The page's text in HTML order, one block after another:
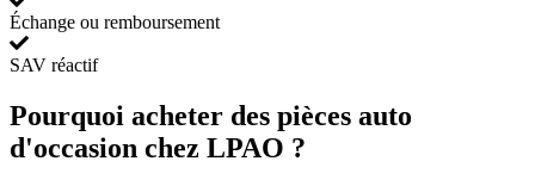
Échange ou remboursement
SAV réactif
Pourquoi acheter des pièces auto
d'occasion chez LPAO ?